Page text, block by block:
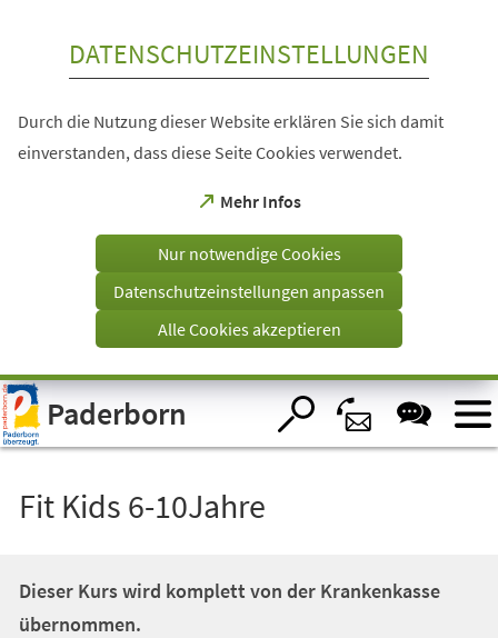
Visuelle
Assistenzsoftware
öffnen.
DATENSCHUTZEINSTELLUNGEN
Durch die Nutzung dieser Website erklären Sie sich damit
einverstanden, dass diese Seite Cookies verwendet.
Mehr Infos
(Öffnet
einem
Tab)
Nur notwendige Cookies
Datenschutzeinstellungen anpassen
Alle Cookies akzeptieren
Paderborn
Fit Kids 6-10Jahre
Dieser Kurs wird komplett von der Krankenkasse
übernommen.